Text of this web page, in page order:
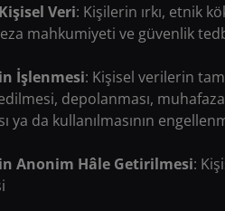
Veri: Kişilerin ırkı, etnik
mahkumiyeti ve güvenlik
İşlenmesi: Kişisel verilerin
depolanması,
ya da kullanılmasının
Anonim Hâle Getirilmesi: